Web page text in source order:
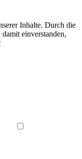
Inhalte. Durch die
einverstanden,